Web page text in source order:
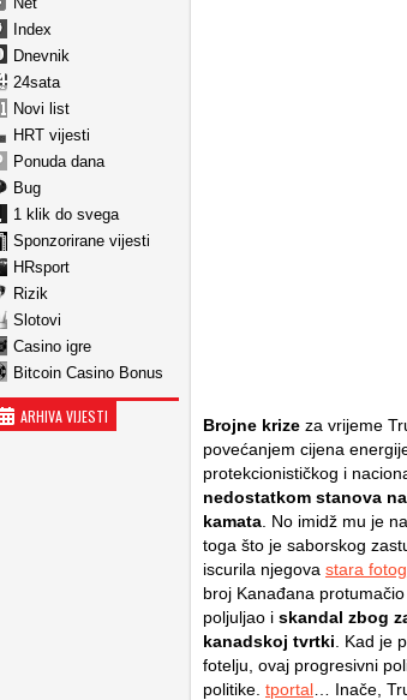
Index
Dnevnik
24sata
Novi list
HRT vijesti
Ponuda dana
Bug
1 klik do svega
Sponzorirane vijesti
HRsport
Rizik
Slotovi
Casino igre
Bitcoin Casino Bonus
ARHIVA VIJESTI Brojne krize za vrijeme
povećanjem cijena
protekcionističkog i
nedostatkom stanova
kamata . No imidž mu je
toga što je saborskog
iscurila njegova stara
broj Kanađana
poljuljao i skandal zbog
kanadskoj tvrtki . Kad je
fotelju, ovaj progresivni
politike. tportal … Inače,